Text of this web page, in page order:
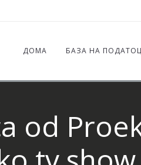
ДОМА БАЗА НА
od